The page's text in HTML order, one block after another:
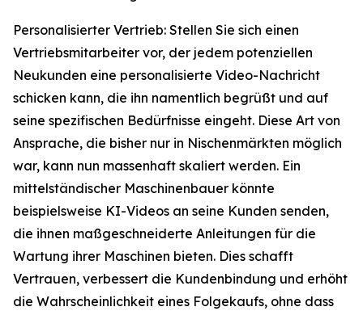
Personalisierter Vertrieb: Stellen Sie sich einen
Vertriebsmitarbeiter vor, der jedem potenziellen
Neukunden eine personalisierte Video-Nachricht
schicken kann, die ihn namentlich begrüßt und auf
seine spezifischen Bedürfnisse eingeht. Diese Art von
Ansprache, die bisher nur in Nischenmärkten möglich
war, kann nun massenhaft skaliert werden. Ein
mittelständischer Maschinenbauer könnte
beispielsweise KI-Videos an seine Kunden senden,
die ihnen maßgeschneiderte Anleitungen für die
Wartung ihrer Maschinen bieten. Dies schafft
Vertrauen, verbessert die Kundenbindung und erhöht
die Wahrscheinlichkeit eines Folgekaufs, ohne dass